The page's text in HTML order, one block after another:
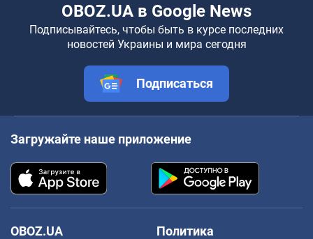
OBOZ.UA в Google News
Подписывайтесь, чтобы быть в курсе последних
новостей Украины и мира сегодня
Подписаться
Загружайте наше приложение
OBOZ.UA
Политика